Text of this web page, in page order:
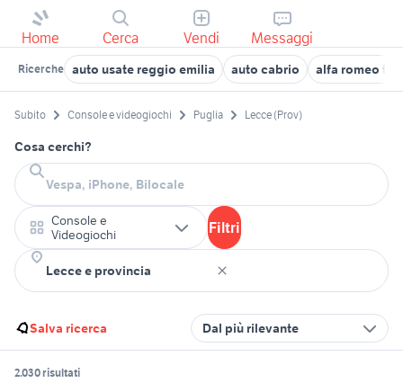
Home Cerca Vendi Messaggi
Ricerche auto usate reggio emilia auto cabrio alfa romeo
Subito Console e videogiochi Puglia Lecce (Prov)
Cosa cerchi?
Console e
Videogiochi
Filtri
Salva ricerca Dal più rilevante
2.030 risultati